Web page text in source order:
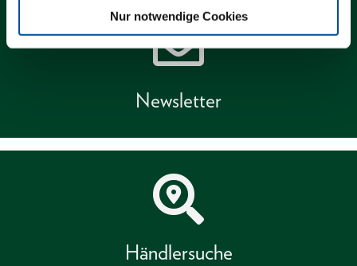
Nur notwendige Cookies
Newsletter
Händlersuche